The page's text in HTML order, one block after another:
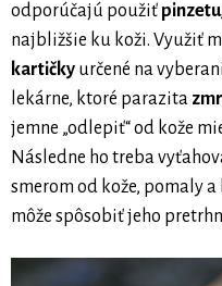
odporúčajú použiť
najbližšie ku koži. Využiť
kartičky určené na
lekárne, ktoré parazita
jemne „odlepiť“ od kože
Následne ho treba
smerom od kože, pomaly
môže spôsobiť jeho